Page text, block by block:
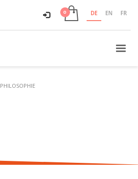
DE EN FR
PHILOSOPHIE